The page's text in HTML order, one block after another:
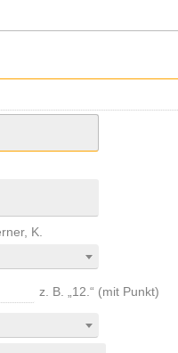
K.
z. B. „12.“ (mit Punkt)